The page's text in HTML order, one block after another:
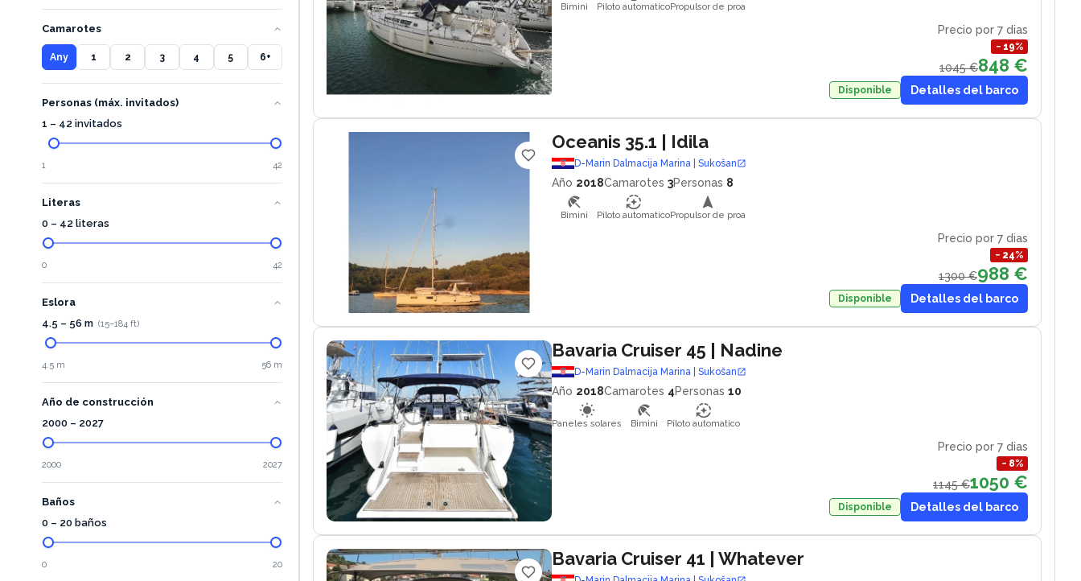
Camarotes
Any 1 2 3 4 5 6+
Personas (máx. invitados)
1 – 42 invitados
1 42
Literas
0 – 42 literas
0 42
Eslora
4.5 – 56 m (15–184 ft)
4.5 m 56 m
Año de construcción
2000 – 2027
2000 2027
Baños
0 – 20 baños
0 20
Bimini Piloto automaticoPropulsor de proa
Precio por 7 dias
− 19%
1045 €848 €
Disponible Detalles del barco
Oceanis 35.1 | Idila
D-Marin Dalmacija Marina | Sukošan
Año 2018Camarotes 3Personas 8
Bimini Piloto automaticoPropulsor de proa
Precio por 7 dias
− 24%
1300 €988 €
Disponible Detalles del barco
Bavaria Cruiser 45 | Nadine
D-Marin Dalmacija Marina | Sukošan
Año 2018Camarotes 4Personas 10
Paneles solares Bimini Piloto automatico
Precio por 7 dias
− 8%
1145 €1050 €
Disponible Detalles del barco
Bavaria Cruiser 41 | Whatever